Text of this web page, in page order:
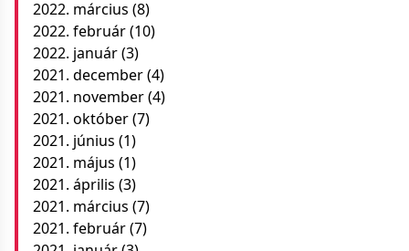
2022. március (8)
2022. február(10)
2022. január(3)
2021. december(4)
2021. november(4)
2021. október(7)
2021. június (1)
2021. május (1)
2021. április (3)
2021. március (7)
2021. február(7)